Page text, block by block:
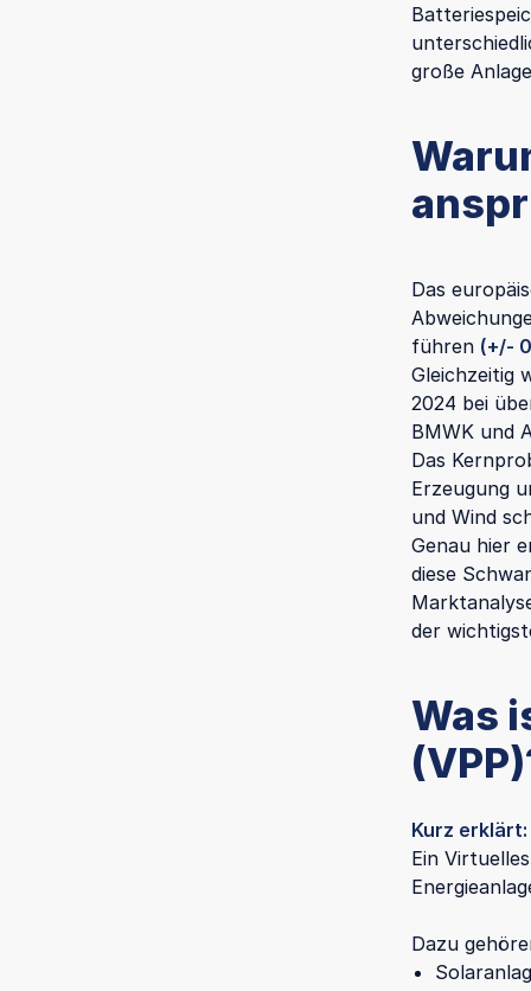
große
Das
führen (+/-
Gleichzeitig
2024 bei
BMWK und
Das
Erzeugung
und Wind
Genau hier
diese
der
Was
Kurz erklärt:
Ein
Dazu